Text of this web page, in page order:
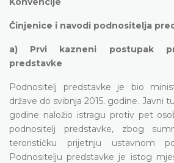
Činjenice i navodi podnositelja
a) Prvi kazneni postupak
predstavke
Podnositelj predstavke je bio
države do svibnja 2015. godine. Javni
godine naložio istragu protiv pet
podnositelj predstavke, zbog
terorističku prijetnju ustavnom
Podnositelju predstavke je istog